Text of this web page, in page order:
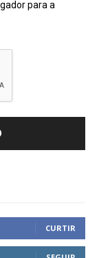
para a
CURTIR